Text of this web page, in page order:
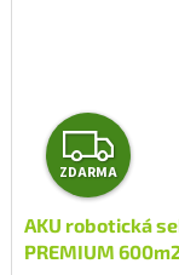
Z
D
A
ZDARMA
AKU robotická
PREMIUM